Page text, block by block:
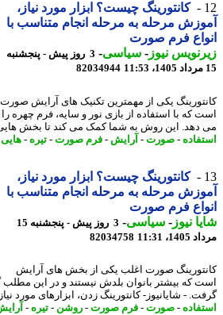
کانتورینگ چیست؟ ابزار مورد نیاز،
مرحله به مرحله انجام متناسب با
فرم صورت
نیوز-سیاسی-
3 روز پیش - پنجشنبه
82034944
یکی از مهمترین تکنیک های آرایش صورت
که با استفاده از بازی نور و سایه، فرم چهره را
این روش به شما کمک می کند تا بخش هایی از
-صورت- آرایش -فرم صورت- تیره -هایی-
کانتورینگ چیست؟ ابزار مورد نیاز،
مرحله به مرحله انجام متناسب با
فرم صورت
نیوز-سیاسی-
3 روز پیش - پنجشنبه 15
11:31
82034758
صورت اغلب یکی از بخش های آرایش
که بیشتر بانوان بلدش نیستند و در این مطلب گام
- شایانیوز- کانتورینگ زدن، ابزارهای مورد نیاز و
-صورت- فرم صورت- روشن-تیره -آرایش -